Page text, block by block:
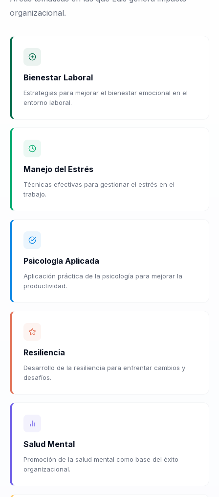
organizacional.
Bienestar Laboral
Estrategias para mejorar el bienestar emocional en el
entorno laboral.
Manejo del Estrés
Técnicas efectivas para gestionar el estrés en el
trabajo.
Psicología Aplicada
Aplicación práctica de la psicología para mejorar la
productividad.
Resiliencia
Desarrollo de la resiliencia para enfrentar cambios y
desafíos.
Salud Mental
Promoción de la salud mental como base del éxito
organizacional.